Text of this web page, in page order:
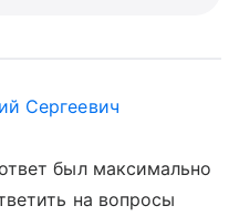
Сергеевич
был максимально
на вопросы